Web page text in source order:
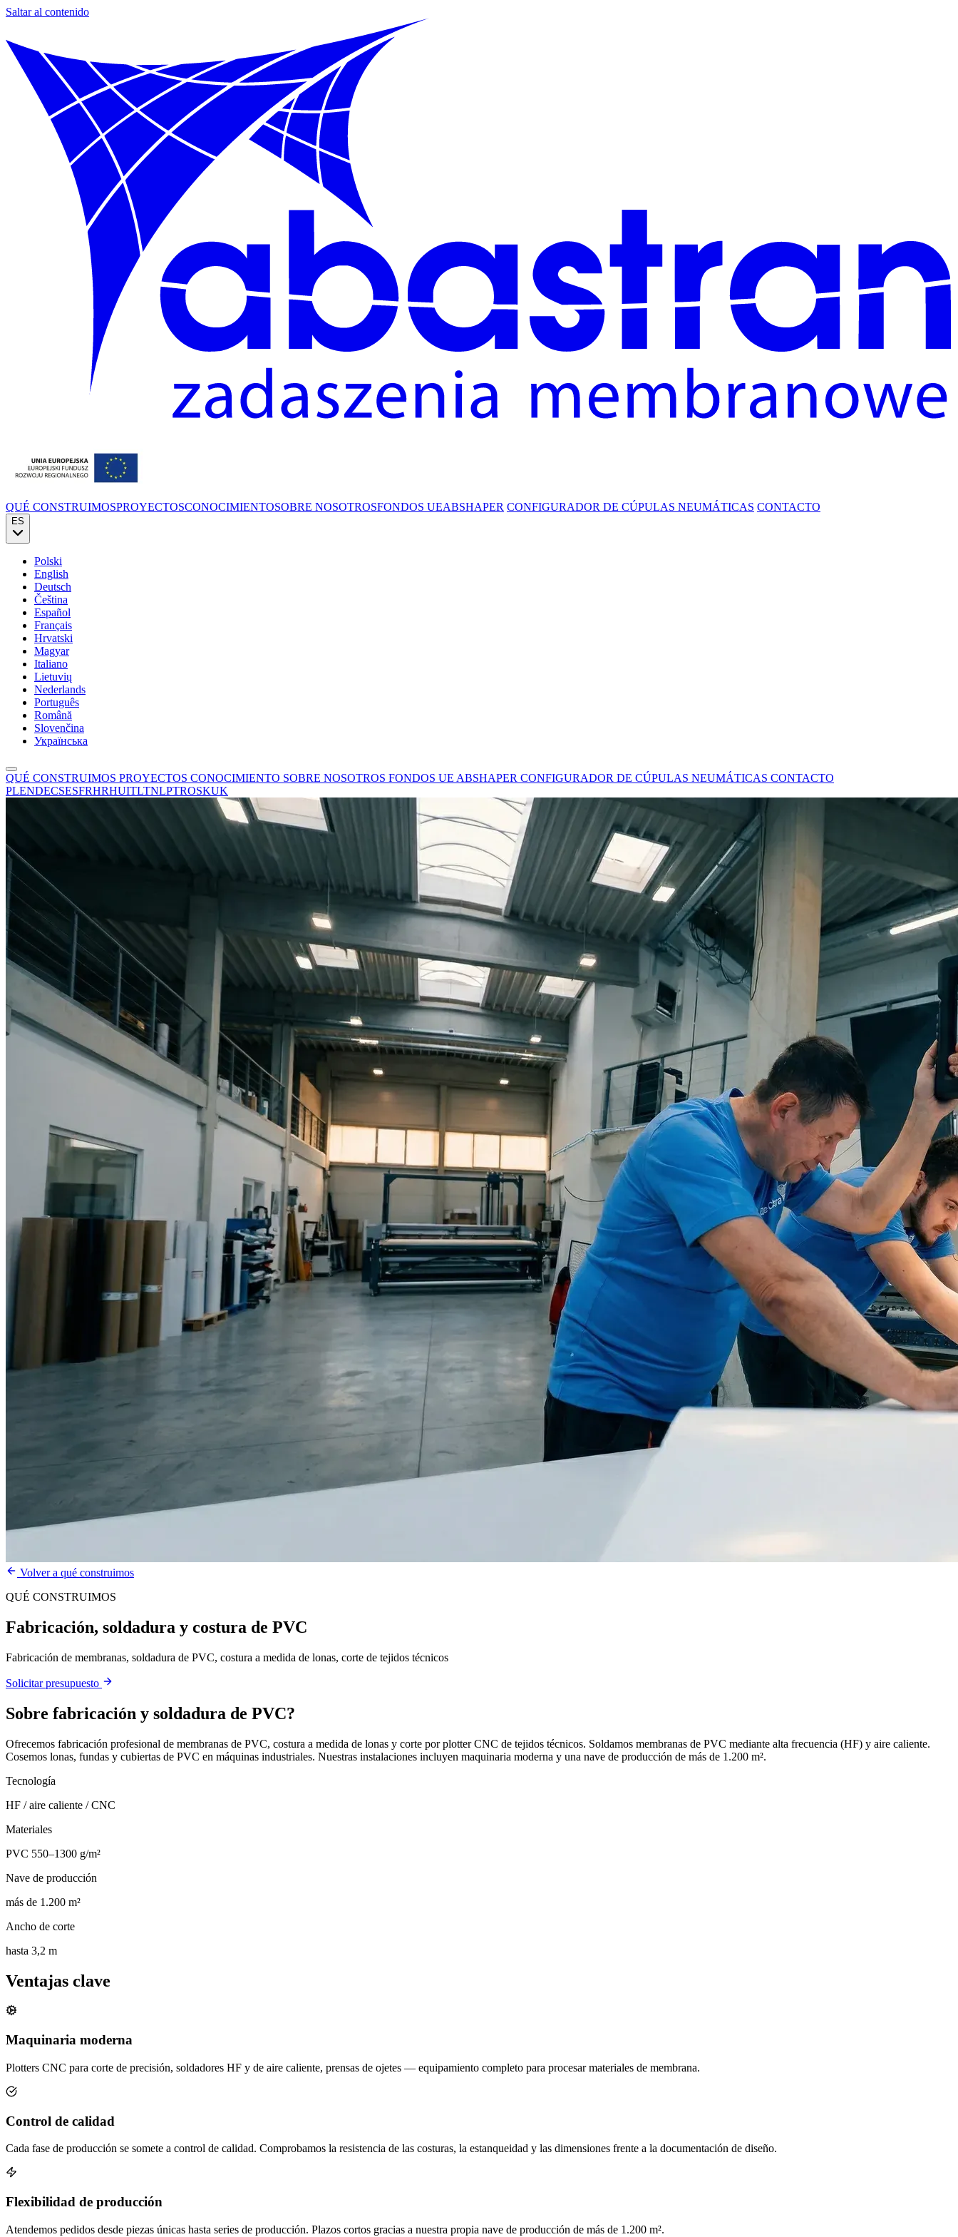
Saltar al contenido
QUÉ CONSTRUIMOSPROYECTOSCONOCIMIENTOSOBRE NOSOTROSFONDOS UEABSHAPER CONFIGURADOR DE CÚPULAS NEUMÁTICAS CONTACTO
ES
Polski
English
Deutsch
Čeština
Español
Français
Hrvatski
Magyar
Italiano
Lietuvių
Nederlands
Português
Română
Slovenčina
Українська
QUÉ CONSTRUIMOS PROYECTOS CONOCIMIENTO SOBRE NOSOTROS FONDOS UE ABSHAPER CONFIGURADOR DE CÚPULAS NEUMÁTICAS CONTACTO
PLENDECSESFRHRHUITLTNLPTROSKUK
Volver a qué construimos
QUÉ CONSTRUIMOS
Fabricación, soldadura y costura de PVC
Fabricación de membranas, soldadura de PVC, costura a medida de lonas, corte de tejidos técnicos
Solicitar presupuesto
Sobre fabricación y soldadura de PVC?
Ofrecemos fabricación profesional de membranas de PVC, costura a medida de lonas y corte por plotter CNC de tejidos técnicos. Soldamos membranas de PVC mediante alta frecuencia (HF) y aire caliente.
Cosemos lonas, fundas y cubiertas de PVC en máquinas industriales. Nuestras instalaciones incluyen maquinaria moderna y una nave de producción de más de 1.200 m².
Tecnología
HF / aire caliente / CNC
Materiales
PVC 550–1300 g/m²
Nave de producción
más de 1.200 m²
Ancho de corte
hasta 3,2 m
Ventajas clave
Maquinaria moderna
Plotters CNC para corte de precisión, soldadores HF y de aire caliente, prensas de ojetes — equipamiento completo para procesar materiales de membrana.
Control de calidad
Cada fase de producción se somete a control de calidad. Comprobamos la resistencia de las costuras, la estanqueidad y las dimensiones frente a la documentación de diseño.
Flexibilidad de producción
Atendemos pedidos desde piezas únicas hasta series de producción. Plazos cortos gracias a nuestra propia nave de producción de más de 1.200 m².